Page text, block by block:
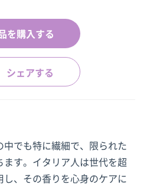
を購入する
シェアする
でも特に繊細で、限られた
す。イタリア人は世代を超
、その香りを心身のケアに